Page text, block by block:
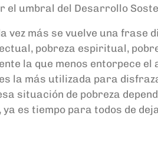
el umbral del Desarrollo
vez más se vuelve una
pobreza espiritual,
la que menos entorpece
la más utilizada para
situación de pobreza
es tiempo para todos de